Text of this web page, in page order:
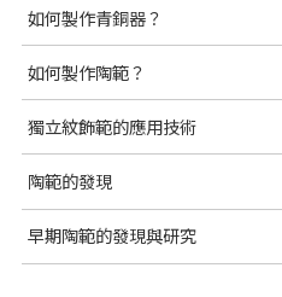
如何製作青銅器？
如何製作陶範？
獨立紋飾範的應用技術
陶範的發現
早期陶範的發現與研究